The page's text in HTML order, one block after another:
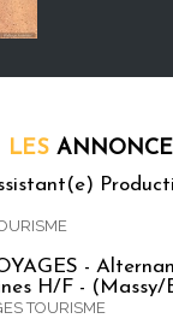
LES
-
H/F - (Massy/
TOURISME